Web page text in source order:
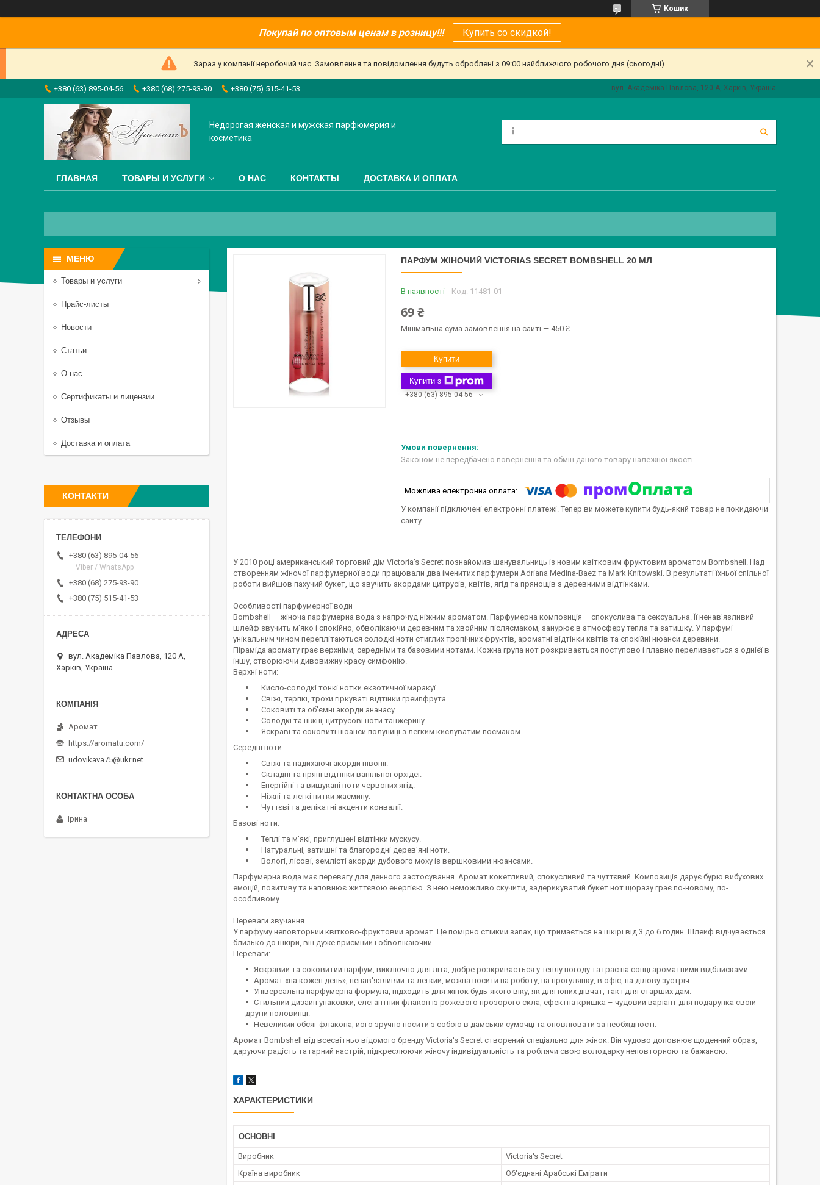
Кошик
Покупай по оптовым ценам в розницу!!! Купить со скидкой!
Зараз у компанії неробочий час. Замовлення та повідомлення будуть оброблені з 09:00 найближчого робочого дня (сьогодні).
+380 (63) 895-04-56 +380 (68) 275-93-90 +380 (75) 515-41-53 вул. Академіка Павлова, 120 А, Харків, Україна
Недорогая женская и мужская парфюмерия и
косметика
ГЛАВНАЯ ТОВАРЫ И УСЛУГИ О НАС КОНТАКТЫ ДОСТАВКА И ОПЛАТА
ПАРФУМ ЖІНОЧИЙ VICTORIAS SECRET BOMBSHELL 20 МЛ
В наявності Код: 11481-01
69 ₴
Мінімальна сума замовлення на сайті — 450 ₴
Купити
Купити з
+380 (63) 895-04-56
Законом не передбачено повернення та обмін даного товару належної якості
У компанії підключені електронні платежі. Тепер ви можете купити будь-який товар не покидаючи
сайту.
У 2010 році американський торговий дім Victoria's Secret познайомив шанувальниць із новим квітковим фруктовим ароматом Bombshell. Над
створенням жіночої парфумерної води працювали два іменитих парфумери Adriana Medina-Baez та Mark Knitowski. В результаті їхньої спільної
роботи вийшов пахучий букет, що звучить акордами цитрусів, квітів, ягід та прянощів з деревними відтінками.
Особливості парфумерної води
Bombshell – жіноча парфумерна вода з напрочуд ніжним ароматом. Парфумерна композиція – спокуслива та сексуальна. Її ненав'язливий
шлейф звучить м'яко і спокійно, обволікаючи деревним та хвойним післясмаком, занурює в атмосферу тепла та затишку. У парфумі
унікальним чином переплітаються солодкі ноти стиглих тропічних фруктів, ароматні відтінки квітів та спокійні нюанси деревини.
Піраміда аромату грає верхніми, середніми та базовими нотами. Кожна група нот розкривається поступово і плавно переливається з однієї в
іншу, створюючи дивовижну красу симфонію.
Верхні ноти:
Кисло-солодкі тонкі нотки екзотичної маракуї.
Свіжі, терпкі, трохи гіркуваті відтінки грейпфрута.
Соковиті та об'ємні акорди ананасу.
Солодкі та ніжні, цитрусові ноти танжерину.
Яскраві та соковиті нюанси полуниці з легким кислуватим посмаком.
Середні ноти:
Свіжі та надихаючі акорди півонії.
Складні та пряні відтінки ванільної орхідеї.
Енергійні та вишукані ноти червоних ягід.
Ніжні та легкі нитки жасмину.
Чуттєві та делікатні акценти конвалії.
Базові ноти:
Теплі та м'які, приглушені відтінки мускусу.
Натуральні, затишні та благородні дерев'яні ноти.
Вологі, лісові, землісті акорди дубового моху із вершковими нюансами.
Парфумерна вода має перевагу для денного застосування. Аромат кокетливий, спокусливий та чуттєвий. Композиція дарує бурю вибухових
емоцій, позитиву та наповнює життєвою енергією. З нею неможливо скучити, задерикуватий букет нот щоразу грає по-новому, по-
особливому.
Переваги звучання
У парфуму неповторний квітково-фруктовий аромат. Це помірно стійкий запах, що тримається на шкірі від 3 до 6 годин. Шлейф відчувається
близько до шкіри, він дуже приємний і обволікаючий.
Переваги:
Яскравий та соковитий парфум, виключно для літа, добре розкривається у теплу погоду та грає на сонці ароматними відблисками.
Аромат «на кожен день», ненав'язливий та легкий, можна носити на роботу, на прогулянку, в офіс, на ділову зустріч.
Універсальна парфумерна формула, підходить для жінок будь-якого віку, як для юних дівчат, так і для старших дам.
Стильний дизайн упаковки, елегантний флакон із рожевого прозорого скла, ефектна кришка – чудовий варіант для подарунка своїй
другій половинці.
Невеликий обсяг флакона, його зручно носити з собою в дамській сумочці та оновлювати за необхідності.
Аромат Bombshell від всесвітньо відомого бренду Victoria's Secret створений спеціально для жінок. Він чудово доповнює щоденний образ,
даруючи радість та гарний настрій, підкреслюючи жіночу індивідуальність та роблячи свою володарку неповторною та бажаною.
ХАРАКТЕРИСТИКИ
ОСНОВНІ
Виробник
Victoria's Secret
Країна виробник
Об'єднані Арабські Емірати
Товары и услуги
Прайс-листы
Новости
Статьи
О нас
Сертификаты и лицензии
Отзывы
Доставка и оплата
КОНТАКТИ
+380 (63) 895-04-56
Viber / WhatsApp
+380 (68) 275-93-90
+380 (75) 515-41-53
вул. Академіка Павлова, 120 А,
Харків, Україна
Аромат
https://aromatu.com/
udovikava75@ukr.net
Ірина